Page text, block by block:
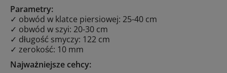
Parametry:
✓ obwód w klatce piersiowej: 25-40 cm
✓ obwód w szyi: 20-30 cm
✓ długość smyczy: 122 cm
✓ zerokość: 10 mm
Najważniejsze cehcy: